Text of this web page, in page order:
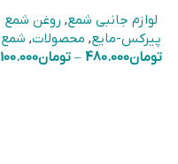
لوازم جانبی شمع, روغن شمع
پیرکس-مایع, محصولات, شمع
تومان480.000
– تومان100.000